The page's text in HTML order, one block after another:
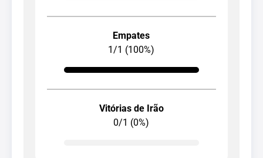
Empates
1/1 (100%)
Vitórias de Irão
0/1 (0%)